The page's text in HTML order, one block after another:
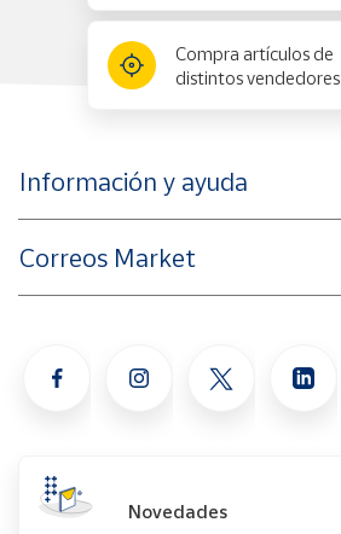
Compra artículos de
distintos vendedores
Información y ayuda
Correos Market
Novedades